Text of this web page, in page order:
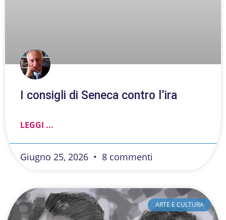
I consigli di Seneca contro l’ira
LEGGI ...
Giugno 25, 2026 8 commenti
ARTE E CULTURA